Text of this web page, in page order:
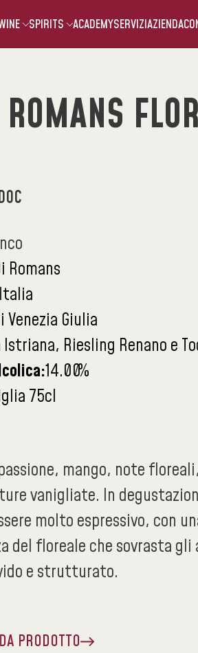
SPIRITS ACADEMYSERVIZIAZIENDA
Romans
Italia
Venezia Giulia
Istriana, Riesling Renano e
14.00%
75cl
mango, note
vanigliate. In
molto espressivo, con
del floreale che sovrasta
e strutturato.
PRODOTTO